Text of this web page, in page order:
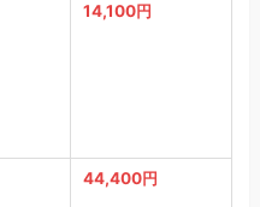
14,100円
44,400円